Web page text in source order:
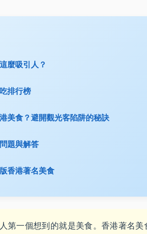
麼吸引人？
排行榜
美食？避開觀光客陷阱的秘訣
題與解答
香港著名美食
第一個想到的就是美食。香港著名